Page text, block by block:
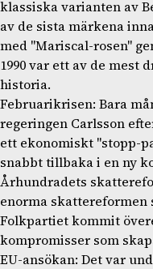
klassiska varianten av
av de sista märkena
med "Mariscal-rosen"
1990 var ett av de mest
historia.
Februarikrisen: Bara
regeringen Carlsson
ett ekonomiskt "stopp-
snabbt tillbaka i en ny
Århundradets
enorma skattereformen
Folkpartiet kommit
kompromisser som
EU-ansökan: Det var